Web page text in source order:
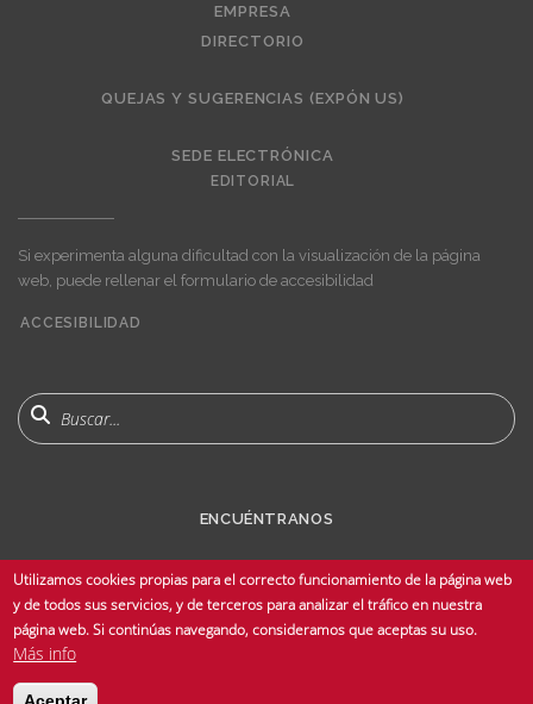
EMPRESA
DIRECTORIO
QUEJAS Y SUGERENCIAS (EXPÓN US)
SEDE ELECTRÓNICA
EDITORIAL
Si experimenta alguna dificultad con la visualización de la página
web, puede rellenar el formulario de accesibilidad
menu
ACCESIBILIDAD
Buscar
ENCUÉNTRANOS
© Copyright 2025 Universidad de Sevilla - Todos los derechos reservados -
Utilizamos cookies propias para el correcto funcionamiento de la página web
y de todos sus servicios, y de terceros para analizar el tráfico en nuestra
página web. Si continúas navegando, consideramos que aceptas su uso.
Más info